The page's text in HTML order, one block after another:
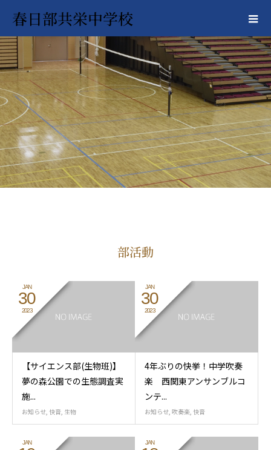
春日部共栄中学校
部活動
JAN
30
2023
【サイエンス部(生物班)】
夢の森公園での生態調査実
施...
お知らせ 快音 生物
JAN
30
2023
4年ぶりの快挙！中学吹奏
楽 西関東アンサンブルコ
ンテ...
お知らせ 吹奏楽 快音
JAN JAN